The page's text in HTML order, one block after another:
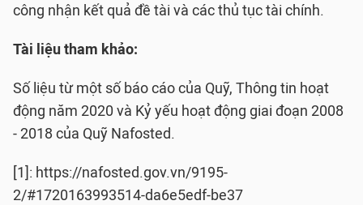
công nhận kết quả đề tài và các thủ tục tài chính.
Tài liệu tham khảo:
Số liệu từ một số báo cáo của Quỹ, Thông tin hoạt
động năm 2020 và Kỷ yếu hoạt động giai đoạn 2008
- 2018 của Quỹ Nafosted.
[1]: https://nafosted.gov.vn/9195-
2/#1720163993514-da6e5edf-be37